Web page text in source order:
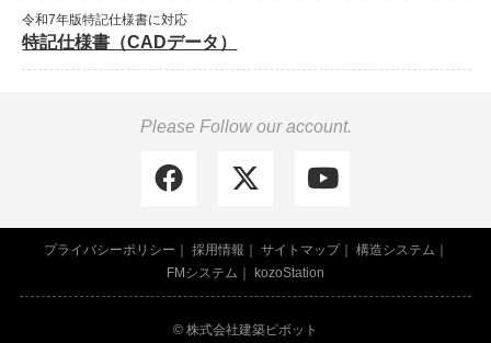
令和7年版特記仕様書に対応
特記仕様書（CADデータ）
Please Follow our account.
プライバシーポリシー 採用情報 サイトマップ
構造システム
FMシステム
kozoStation
© 株式会社建築ピボット